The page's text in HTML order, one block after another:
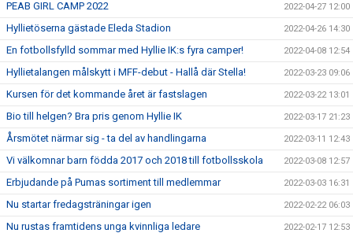
PEAB GIRL CAMP 2022 2022-04-27 12:00
Hyllietöserna gästade Eleda Stadion 2022-04-26 14:30
En fotbollsfylld sommar med Hyllie IK:s fyra camper! 2022-04-08 12:54
Hyllietalangen målskytt i MFF-debut - Hallå där Stella! 2022-03-23 09:06
Kursen för det kommande året är fastslagen 2022-03-22 13:01
Bio till helgen? Bra pris genom Hyllie IK 2022-03-17 21:23
Årsmötet närmar sig - ta del av handlingarna 2022-03-11 12:43
Vi välkomnar barn födda 2017 och 2018 till fotbollsskola 2022-03-08 12:57
Erbjudande på Pumas sortiment till medlemmar 2022-03-03 16:31
Nu startar fredagsträningar igen 2022-02-22 06:03
Nu rustas framtidens unga kvinnliga ledare 2022-02-17 12:53